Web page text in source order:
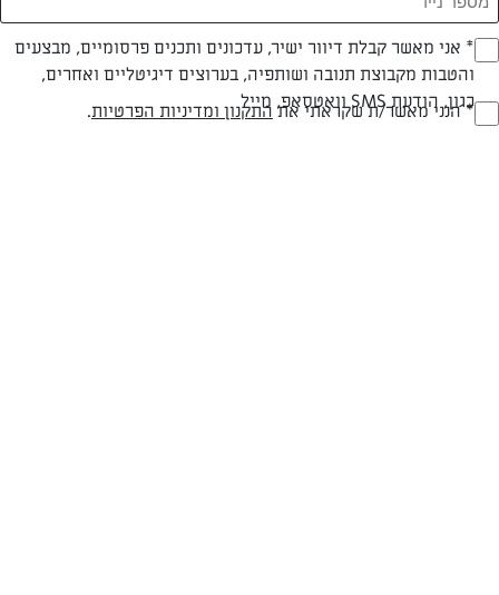
(חובה)* אני מאשר קבלת דיוור ישיר, עדכונים ותכנים פרסומיים, מבצעים
והטבות מקבוצת תנובה ושותפיה, בערוצים דיגיטליים ואחרים,
כגון, הודעת SMS וואטסאפ, מייל(חובה)* הנני מאשר/ת שקראתי את התקנון ומדיניות הפרטיות.